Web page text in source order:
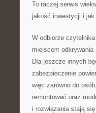
To raczej serwis
jakość inwestycji i jak
W odbiorze
miejscem
Dla jeszcze innych
zabezpieczenie
więc zarówno do
remontować oraz
i rozwiązania stają